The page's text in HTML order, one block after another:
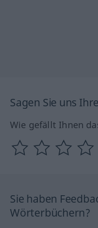
Sagen Sie uns
Wie gefällt Ihnen
Sie haben
Wörterbüchern?